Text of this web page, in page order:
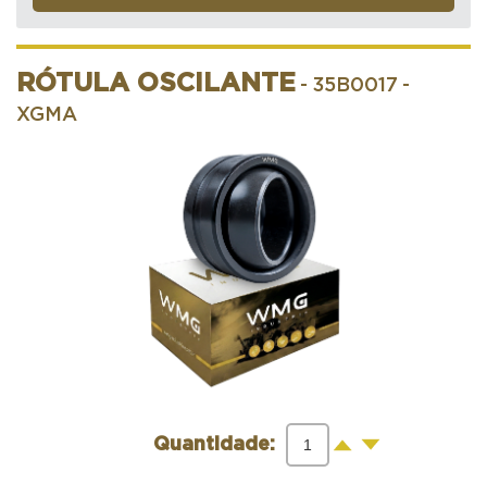
RÓTULA OSCILANTE - 35B0017 -
XGMA
Quantidade: + -